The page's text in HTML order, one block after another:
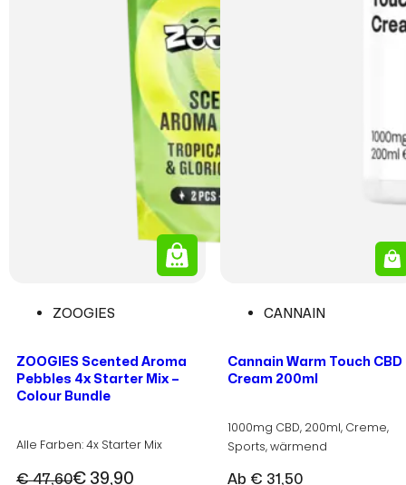
ZOOGIES
ZOOGIES Scented Aroma
Pebbles 4x Starter Mix –
Colour Bundle
Alle Farben: 4x Starter Mix
€47,60€39,90
CANNAIN
Cannain Warm Touch CBD
Cream 200ml
1000mg CBD, 200ml, Creme,
Sports, wärmend
Ab € 31,50